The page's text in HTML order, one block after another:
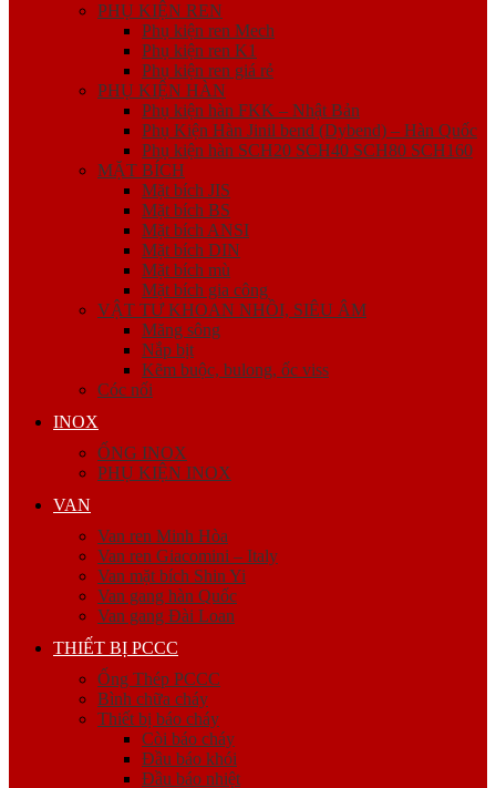
PHỤ KIỆN REN
Phụ kiện ren Mech
Phụ kiện ren K1
Phụ kiện ren giá rẻ
PHỤ KIỆN HÀN
Phụ kiện hàn FKK – Nhật Bản
Phụ Kiện Hàn Jinil bend (Dybend) – Hàn Quốc
Phụ kiện hàn SCH20 SCH40 SCH80 SCH160
MẶT BÍCH
Mặt bích JIS
Mặt bích BS
Mặt bích ANSI
Mặt bích DIN
Mặt bích mù
Mặt bích gia công
VẬT TƯ KHOAN NHỒI, SIÊU ÂM
Măng sông
Nắp bịt
Kẽm buộc, bulong, ốc viss
Cóc nối
INOX
ỐNG INOX
PHỤ KIỆN INOX
VAN
Van ren Minh Hòa
Van ren Giacomini – Italy
Van mặt bích Shin Yi
Van gang hàn Quốc
Van gang Đài Loan
THIẾT BỊ PCCC
Ống Thép PCCC
Bình chữa cháy
Thiết bị báo cháy
Còi báo cháy
Đầu báo khói
Đầu báo nhiệt